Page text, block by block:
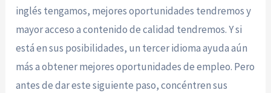
inglés tengamos, mejores oportunidades tendremos y
mayor acceso a contenido de calidad tendremos. Y si
está en sus posibilidades, un tercer idioma ayuda aún
más a obtener mejores oportunidades de empleo. Pero
antes de dar este siguiente paso, concéntren sus